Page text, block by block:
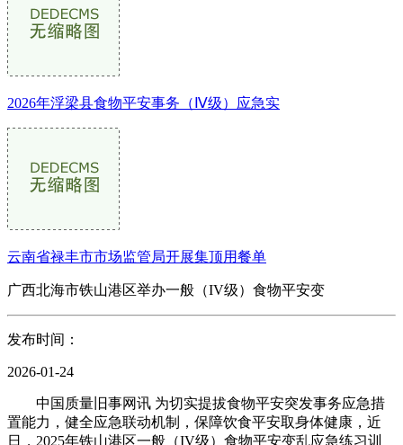
2026年浮梁县食物平安事务（Ⅳ级）应急实
云南省禄丰市市场监管局开展集顶用餐单
广西北海市铁山港区举办一般（IV级）食物平安变
发布时间：
2026-01-24
中国质量旧事网讯 为切实提拔食物平安突发事务应急措
置能力，健全应急联动机制，保障饮食平安取身体健康，近
日，2025年铁山港区一般（IV级）食物平安变乱应急练习训